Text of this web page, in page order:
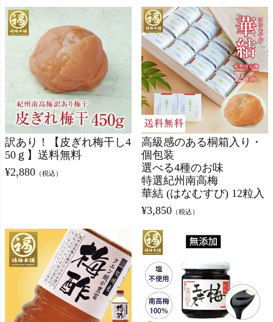
訳あり！【皮ぎれ梅干し4
50ｇ】送料無料
¥2,880 （税込）
高級感のある桐箱入り・
個包装
選べる4種のお味
特選紀州南高梅
華結 (はなむすび) 12粒入
¥3,850 （税込）